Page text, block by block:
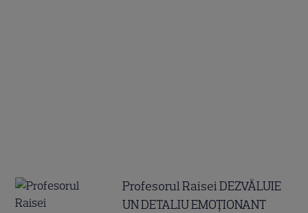
Profesorul Raisei DEZVĂLUIE
UN DETALIU EMOȚIONANT